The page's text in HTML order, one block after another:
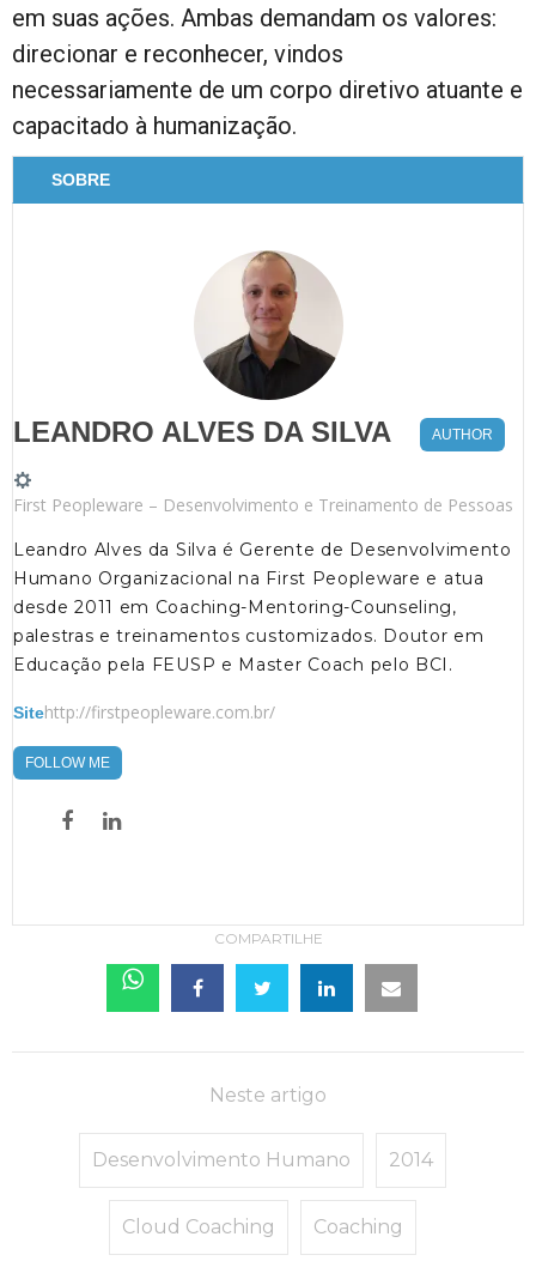
em suas ações. Ambas demandam os valores:
direcionar e reconhecer, vindos
necessariamente de um corpo diretivo atuante e
capacitado à humanização.
SOBRE
LEANDRO ALVES DA SILVA AUTHOR
First Peopleware – Desenvolvimento e Treinamento de Pessoas
Leandro Alves da Silva é Gerente de Desenvolvimento
Humano Organizacional na First Peopleware e atua
desde 2011 em Coaching-Mentoring-Counseling,
palestras e treinamentos customizados. Doutor em
Educação pela FEUSP e Master Coach pelo BCI.
Sitehttp://firstpeopleware.com.br/
FOLLOW ME
COMPARTILHE
Neste artigo
Desenvolvimento Humano 2014
Cloud Coaching Coaching